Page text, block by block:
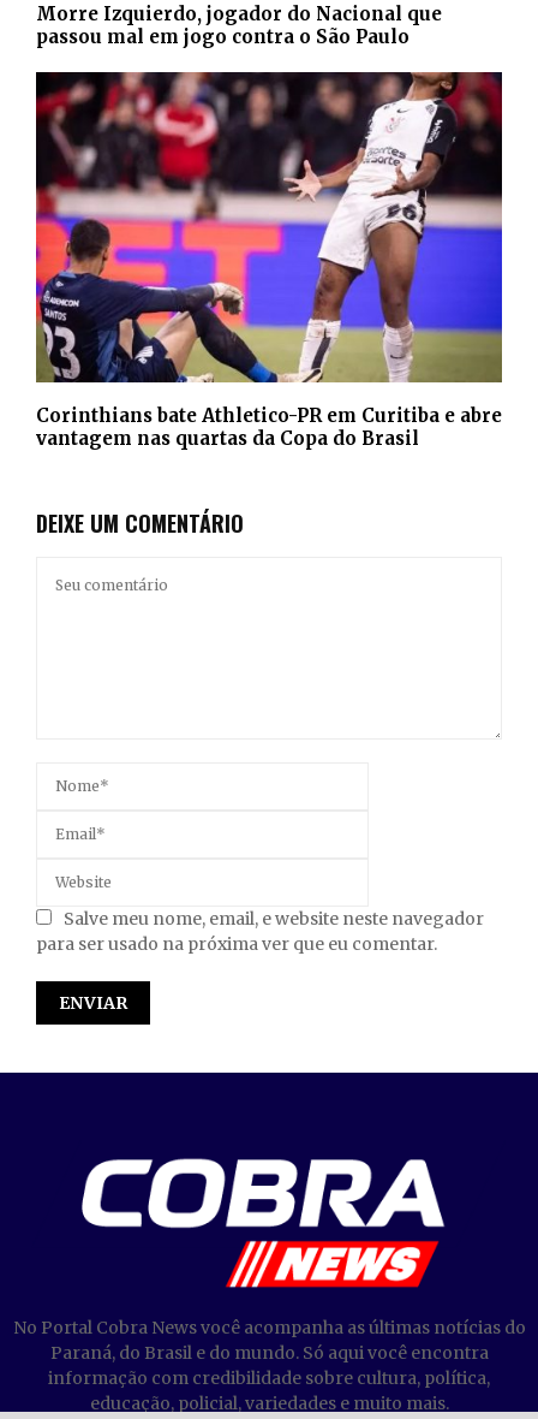
Morre Izquierdo, jogador do Nacional que
passou mal em jogo contra o São Paulo
Corinthians bate Athletico-PR em Curitiba e abre
vantagem nas quartas da Copa do Brasil
DEIXE UM COMENTÁRIO
Salve meu nome, email, e website neste navegador
para ser usado na próxima ver que eu comentar.
No Portal Cobra News você acompanha as últimas notícias do
Paraná, do Brasil e do mundo. Só aqui você encontra
informação com credibilidade sobre cultura, política,
educação, policial, variedades e muito mais.